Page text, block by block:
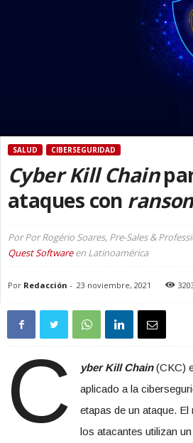
SALUD CIBERSEGURIDAD
Cyber Kill Chain
ataques con
Por Por Rogério Soares, Pre-Sales &
Quest Softwareen Latinoamérica
Por Redacción - 23 noviembre, 2021
C yber Kill Chain(CKC)
aplicado a la
etapas de un ataque.
los atacantes utilizan